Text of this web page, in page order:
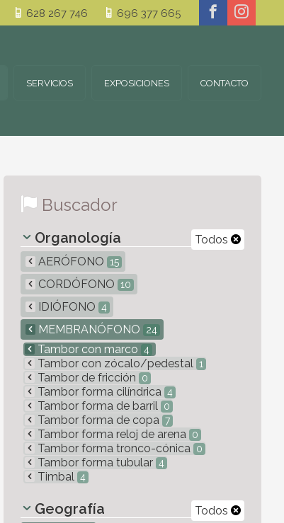
628 267 746 696 377 665
SERVICIOS EXPOSICIONES CONTACTO
Buscador
Todos
Organología
AERÓFONO 15
CORDÓFONO 10
IDIÓFONO 4
MEMBRANÓFONO 24
Tambor con marco 4
Tambor con zócalo/pedestal 1
Tambor de fricción 0
Tambor forma cilíndrica 4
Tambor forma de barril 0
Tambor forma de copa 7
Tambor forma reloj de arena 0
Tambor forma tronco-cónica 0
Tambor forma tubular 4
Timbal 4
Todos
Geografía